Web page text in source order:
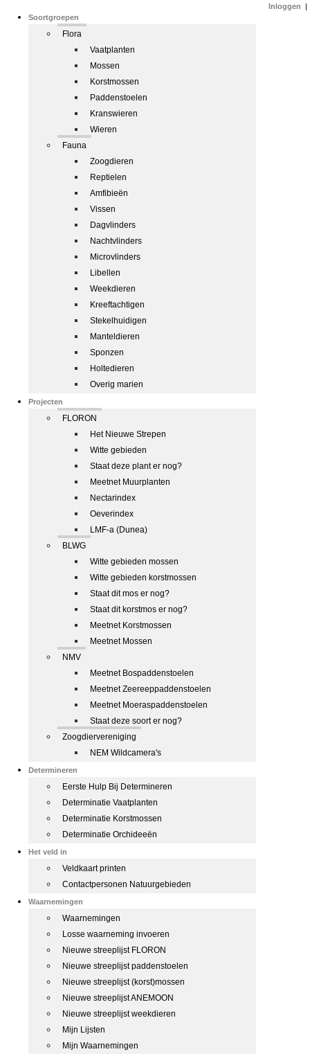
Soortgroepen
Flora
Vaatplanten
Mossen
Korstmossen
Paddenstoelen
Kranswieren
Wieren
Fauna
Zoogdieren
Reptielen
Amfibieën
Vissen
Dagvlinders
Nachtvlinders
Microvlinders
Libellen
Weekdieren
Kreeftachtigen
Stekelhuidigen
Manteldieren
Sponzen
Holtedieren
Overig marien
Projecten
FLORON
Het Nieuwe Strepen
Witte gebieden
Staat deze plant er nog?
Meetnet Muurplanten
Nectarindex
Oeverindex
LMF-a (Dunea)
BLWG
Witte gebieden mossen
Witte gebieden korstmossen
Staat dit mos er nog?
Staat dit korstmos er nog?
Meetnet Korstmossen
Meetnet Mossen
NMV
Meetnet Bospaddenstoelen
Meetnet Zeereeppaddenstoelen
Meetnet Moeraspaddenstoelen
Staat deze soort er nog?
Zoogdiervereniging
NEM Wildcamera's
Determineren
Eerste Hulp Bij Determineren
Determinatie Vaatplanten
Determinatie Korstmossen
Determinatie Orchideeën
Het veld in
Veldkaart printen
Contactpersonen Natuurgebieden
Waarnemingen
Waarnemingen
Losse waarneming invoeren
Nieuwe streeplijst FLORON
Nieuwe streeplijst paddenstoelen
Nieuwe streeplijst (korst)mossen
Nieuwe streeplijst ANEMOON
Nieuwe streeplijst weekdieren
Mijn Lijsten
Mijn Waarnemingen
Inloggen |